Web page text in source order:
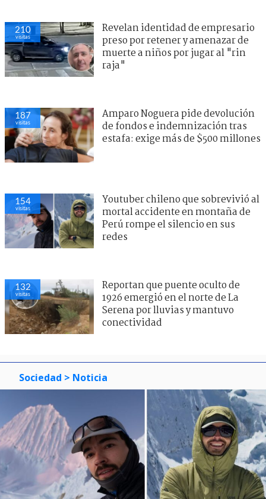
210
visitas
Revelan identidad de empresario
preso por retener y amenazar de
muerte a niños por jugar al "rin
raja"
187
visitas
Amparo Noguera pide devolución
de fondos e indemnización tras
estafa: exige más de $500 millones
154
visitas
Youtuber chileno que sobrevivió al
mortal accidente en montaña de
Perú rompe el silencio en sus
redes
132
visitas
Reportan que puente oculto de
1926 emergió en el norte de La
Serena por lluvias y mantuvo
conectividad
Sociedad > Noticia